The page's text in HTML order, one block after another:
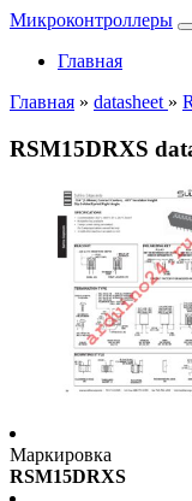
Микроконтроллеры
Главная
Главная » datasheet »
RSM15DRXS
Маркировка
RSM15DRXS